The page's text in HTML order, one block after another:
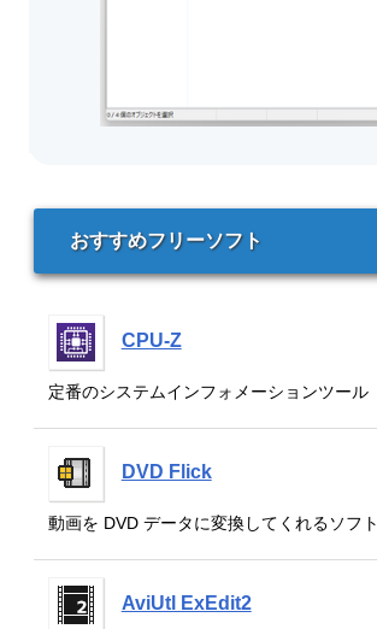
おすすめフリーソフト
CPU-Z
定番のシステムインフォメーションツール
DVD Flick
動画を DVD データに変換してくれるソフト
AviUtl ExEdit2